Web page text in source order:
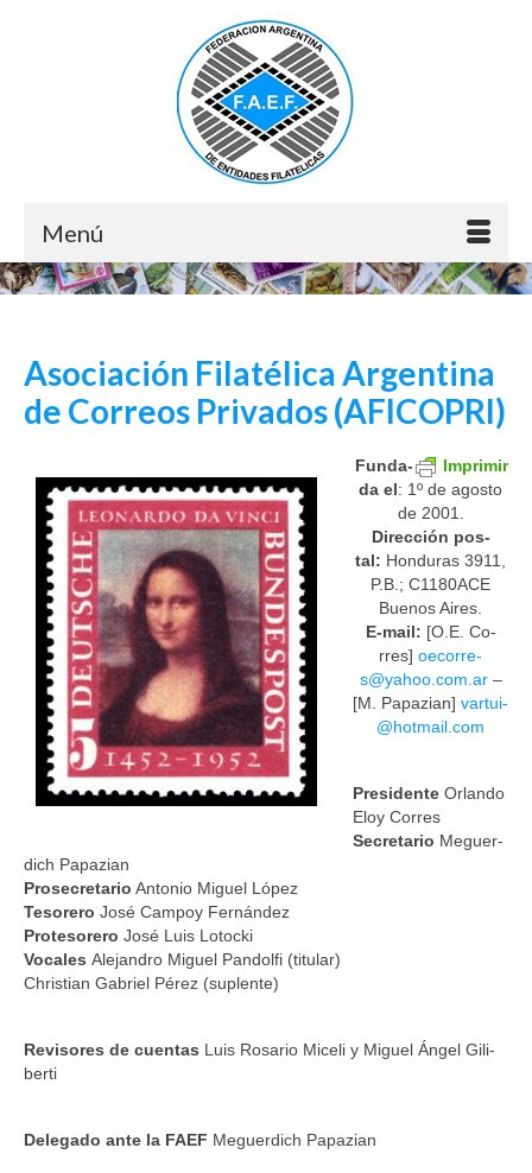
Menú
Asociación Filatélica Argentina
de Correos Privados (AFI­CO­PRI)
Imprimir
Fun­da­
da el: 1º de agos­to
de 2001.
Di­rec­ción pos­
tal: Honduras 3911,
P.B.; C1180ACE
Bue­nos Ai­res.
E-mail: [O.E. Co­
rres] oeco­rre­
s@yahoo­.co­m.ar–
[M. Pa­pa­zian] var­tui­
@hot­mail­.com
Pre­si­den­te Or­lan­do
Eloy Co­rres
Se­cre­ta­rio Me­guer­
dich Pa­pa­zian
Pro­se­cre­ta­rio An­to­nio Mi­guel Ló­pez
Te­so­re­ro José Campoy Fernández
Pro­te­so­re­ro Jo­sé Luis Lo­toc­ki
Vo­ca­les Ale­jan­dro Mi­guel Pan­dol­fi (ti­tu­lar)
Ch­ris­tian Ga­briel Pé­rez (su­plen­te)
Re­vi­so­res de cuen­tas Luis Ro­sa­rio Mi­ce­li y Mi­guel Án­gel Gi­li­
ber­ti
De­le­ga­do an­te la FAEF Me­guer­dich Pa­pa­zian